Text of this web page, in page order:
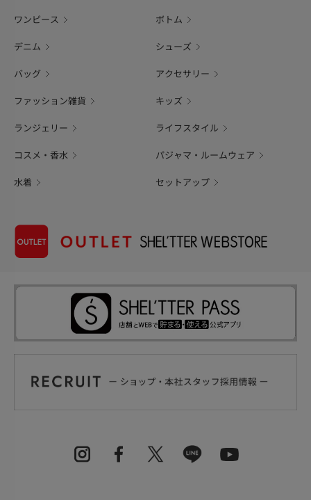
ワンピース ボトム
デニム シューズ
バッグ アクセサリー
ファッション雑貨 キッズ
ランジェリー ライフスタイル
コスメ・香水 パジャマ・ルームウェア
水着 セットアップ